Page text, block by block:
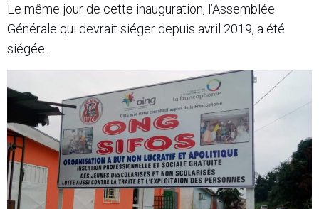
Le même jour de cette inauguration, l’Assemblée
Générale qui devrait siéger depuis avril 2019, a été
siégée.